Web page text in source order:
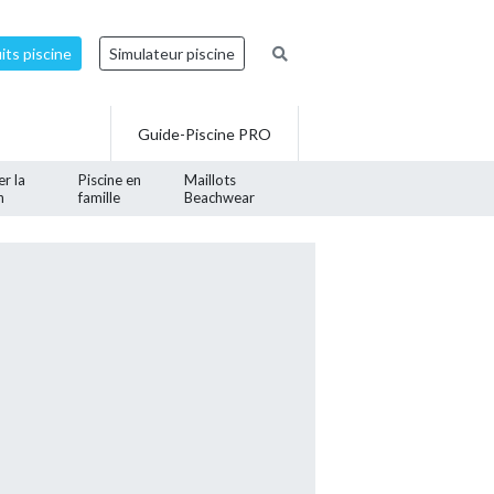
piscine Simulateur piscine
la
Piscine en
famille
Maillots
Beachwear
Guide-Piscine PRO